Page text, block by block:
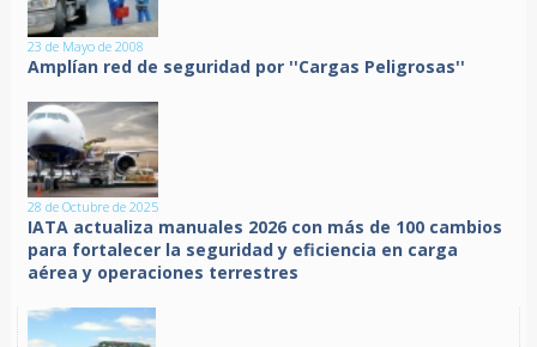
23 de Mayo de 2008
Amplían red de seguridad por ''Cargas Peligrosas''
28 de Octubre de 2025
IATA actualiza manuales 2026 con más de 100 cambios
para fortalecer la seguridad y eficiencia en carga
aérea y operaciones terrestres